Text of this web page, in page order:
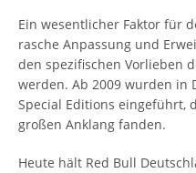
Ein wesentlicher Faktor für
rasche Anpassung und
den spezifischen Vorlieben
werden. Ab 2009 wurden in
Special Editions eingeführt,
großen Anklang fanden.
Heute hält Red Bull